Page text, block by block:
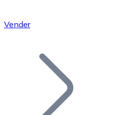
Únete a nuestra red de
Añade tu proyecto a
Vender